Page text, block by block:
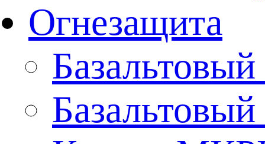
Огнезащита